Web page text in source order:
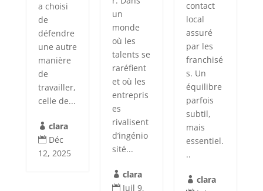
a choisi
de
défendre
une autre
manière
de
travailler,
celle de...
 clara
 Déc
12, 2025
un
monde
où les
talents se
raréfient
et où les
entrepris
es
rivalisent
d’ingénio
sité...
 clara
 Juil 9,
contact
local
assuré
par les
franchisé
s. Un
équilibre
parfois
subtil,
mais
essentiel.
..
 clara